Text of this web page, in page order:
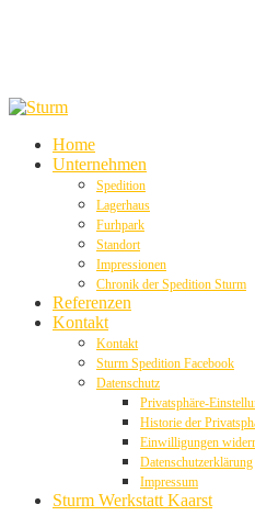
Home
Unternehmen
Spedition
Lagerhaus
Furhpark
Standort
Impressionen
Chronik der Spedition Sturm
Referenzen
Kontakt
Kontakt
Sturm Spedition Facebook
Datenschutz
Privatsphäre-
Historie der
Einwilligungen
Datenschutzerklärung
Impressum
Sturm Werkstatt Kaarst